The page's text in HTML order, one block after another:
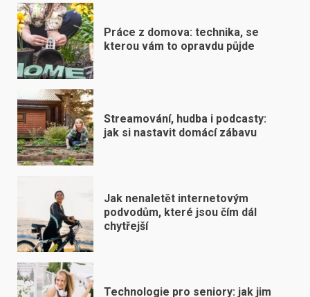
Práce z domova: technika, se
kterou vám to opravdu půjde
Streamování, hudba i podcasty:
jak si nastavit domácí zábavu
Jak nenaletět internetovým
podvodům, které jsou čím dál
chytřejší
Technologie pro seniory: jak jim